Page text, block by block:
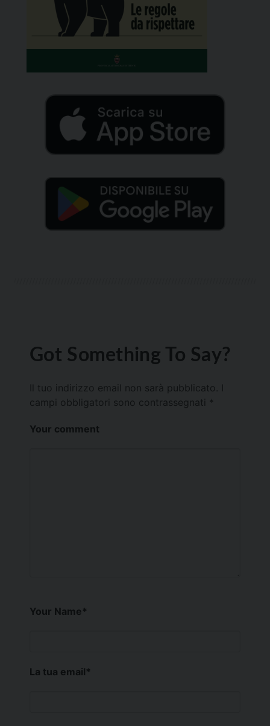
Got Something To Say?
Il tuo indirizzo email non sarà pubblicato.
campi obbligatori sono contrassegnati *
Your comment
Your Name*
La tua email*